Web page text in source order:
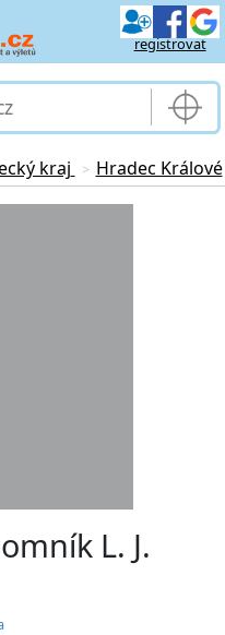
registrovat
kraj > Hradec Králové
L. J.